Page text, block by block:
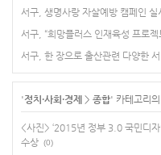
서구, 생명사랑 자살예방 캠페인 실
서구, “희망플러스 인재육성 프로젝
서구, 한 장으로 출산관련 다양한
'정치·사회·경제 > 종합' 카테고리
<사진> ‘2015년 정부 3.0 국민디
수상 (0)